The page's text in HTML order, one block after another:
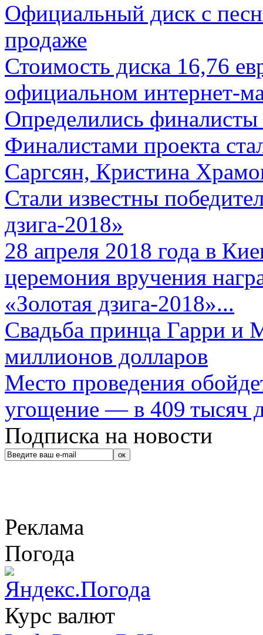
Официальный диск с
продаже
Стоимость диска 16,76
официальном интернет-
Определились
Финалистами проекта
Саргсян, Кристина
Стали известны
дзига-2018»
28 апреля 2018 года в
церемония вручения
«Золотая дзига-2018»...
Свадьба принца Гарри и
миллионов долларов
Место проведения
угощение — в 409 тысяч
Подписка на новости
Реклама
Погода
Курс валют